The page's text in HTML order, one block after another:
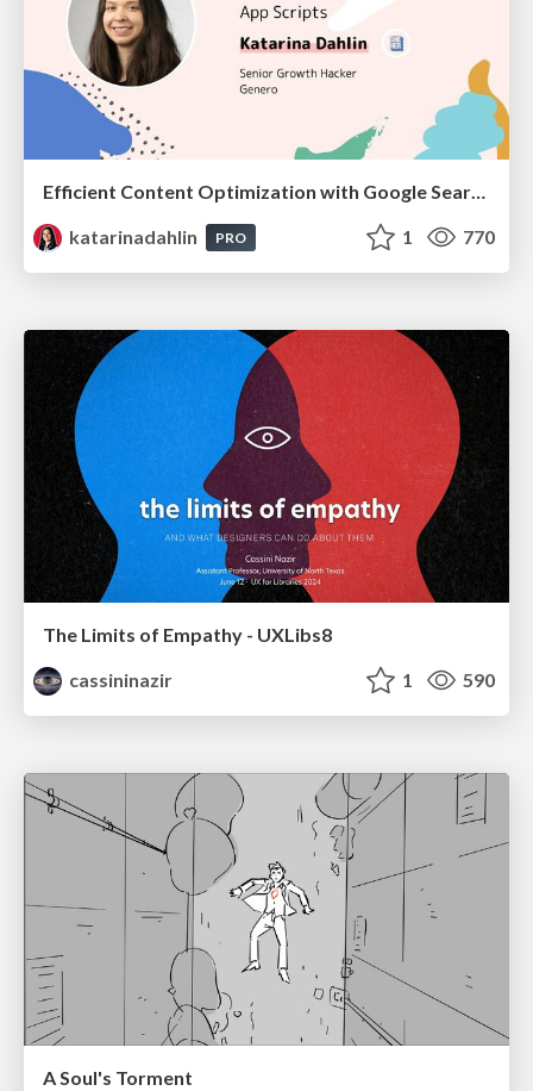
katarinadahlin
PRO 1 770
The Limits of Empathy - UXLibs8
cassininazir
1 590
A Soul's Torment